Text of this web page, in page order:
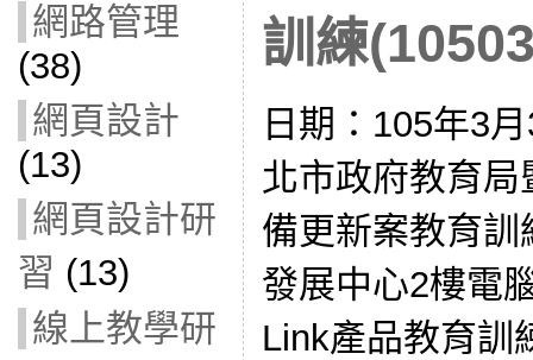
網路管理
(38)
網頁設計
(13)
網頁設計研
習 (13)
線上教學研
訓練
日期：105年3
北市政府教育
備更新案教育
發展中心2樓電
Link產品教育訓